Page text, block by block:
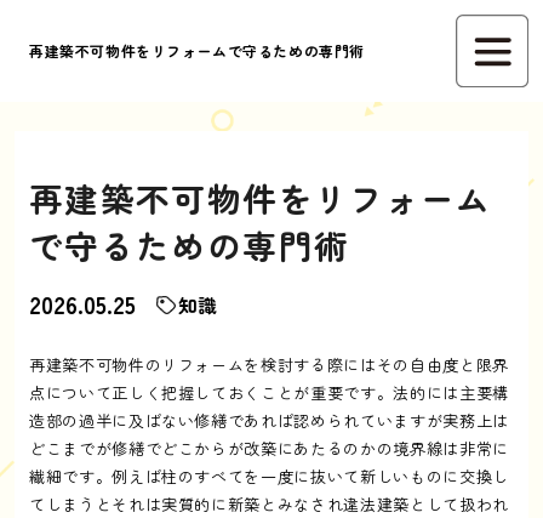
再建築不可物件をリフォームで守るための専門術
再建築不可物件をリフォーム
で守るための専門術
2026.05.25 知識
再建築不可物件のリフォームを検討する際にはその自由度と限界
点について正しく把握しておくことが重要です。法的には主要構
造部の過半に及ばない修繕であれば認められていますが実務上は
どこまでが修繕でどこからが改築にあたるのかの境界線は非常に
繊細です。例えば柱のすべてを一度に抜いて新しいものに交換し
てしまうとそれは実質的に新築とみなされ違法建築として扱われ